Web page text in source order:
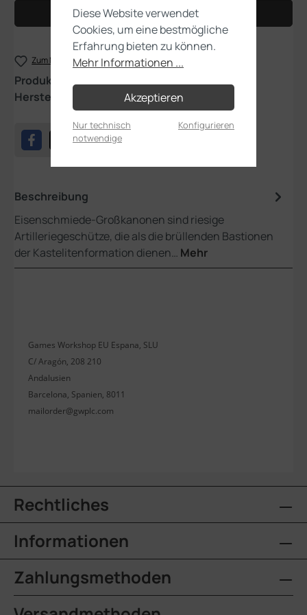
In den Warenkorb
Zum Merkzettel hinzufügen
Produktnummer:
Hersteller:
Games Workshop
Beschreibung
Eisenschmiede-Großkanonen sind riesige
Artilleriegeschütze, die als die brüllenden Bastionen
der Kastelitenformation dienen… Mehr
Games Workshop EU Espana, SLU
C/ Aragón, 208 210
Andalusien
Barcelona, Spanien, 8011
mailorder@gwplc.com
Rechtliches
Informationen
Zahlungsmethoden
Diese Website verwendet
Cookies, um eine bestmögliche
Erfahrung bieten zu können.
Mehr Informationen ...
Akzeptieren
Nur technisch
notwendige
Konfigurieren